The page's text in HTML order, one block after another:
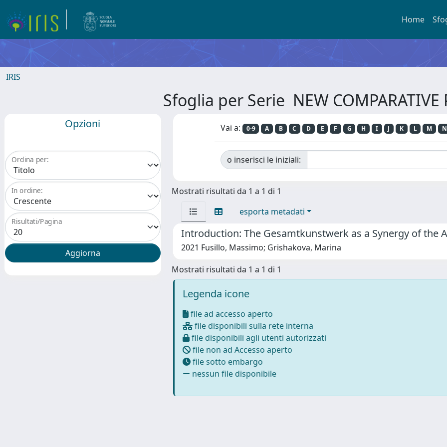
Home
IRIS
Sfoglia per Serie NEW COMPARATIVE
Opzioni
Ordina per:
In ordine:
Risultati/Pagina
Vai a: 0-9 A B C D E F G H I J K L M N
o inserisci le iniziali:
Mostrati risultati da 1 a 1 di 1
esporta metadati
Introduction: The Gesamtkunstwerk as a Synergy of the
2021 Fusillo, Massimo; Grishakova, Marina
Mostrati risultati da 1 a 1 di 1
Legenda icone
file ad accesso aperto
file disponibili sulla rete interna
file disponibili agli utenti autorizzati
file non ad Accesso aperto
file sotto embargo
nessun file disponibile